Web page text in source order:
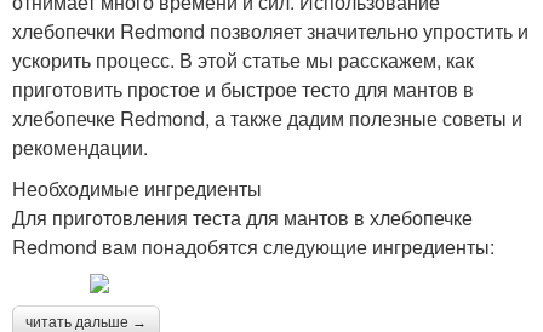
хлебопечки Redmond позволяет значительно упростить и
ускорить процесс. В этой статье мы расскажем, как
приготовить простое и быстрое тесто для мантов в
хлебопечке Redmond, а также дадим полезные советы и
рекомендации.
Необходимые ингредиенты
Для приготовления теста для мантов в хлебопечке
Redmond вам понадобятся следующие ингредиенты:
читать дальше →